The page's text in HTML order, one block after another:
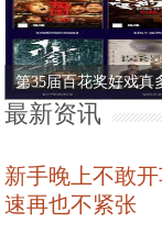
第35届百花奖好戏真
最新资讯
新手晚上不敢
速再也不紧张